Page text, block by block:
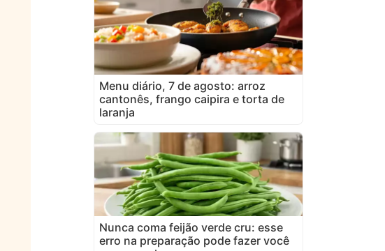
Menu diário, 7 de agosto: arroz
cantonês, frango caipira e torta de
laranja
Nunca coma feijão verde cru: esse
erro na preparação pode fazer você